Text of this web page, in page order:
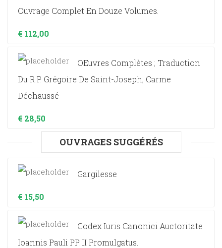
Ouvrage Complet En Douze Volumes.
€ 112,00
OEuvres Complètes ; Traduction
Du R.P. Grégoire De Saint-Joseph, Carme
Déchaussé
€ 28,50
OUVRAGES SUGGÉRÉS
Gargilesse
€ 15,50
Codex Iuris Canonici Auctoritate
Ioannis Pauli PP. II Promulgatus.